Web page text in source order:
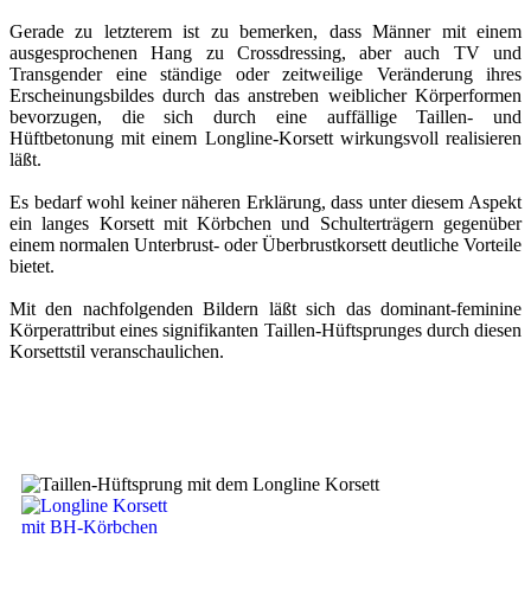
Gerade zu letzterem ist zu bemerken, dass Männer mit einem
ausgesprochenen Hang zu Crossdressing, aber auch TV und
Transgender eine ständige oder zeitweilige Veränderung ihres
Erscheinungsbildes durch das anstreben weiblicher Körperformen
bevorzugen, die sich durch eine auffällige Taillen- und
Hüftbetonung mit einem Longline-Korsett wirkungsvoll realisieren
läßt.
Es bedarf wohl keiner näheren Erklärung, dass unter diesem Aspekt
ein langes Korsett mit Körbchen und Schulterträgern gegenüber
einem normalen Unterbrust- oder Überbrustkorsett deutliche Vorteile
bietet.
Mit den nachfolgenden Bildern läßt sich das dominant-feminine
Körperattribut eines signifikanten Taillen-Hüftsprunges durch diesen
Korsettstil veranschaulichen.